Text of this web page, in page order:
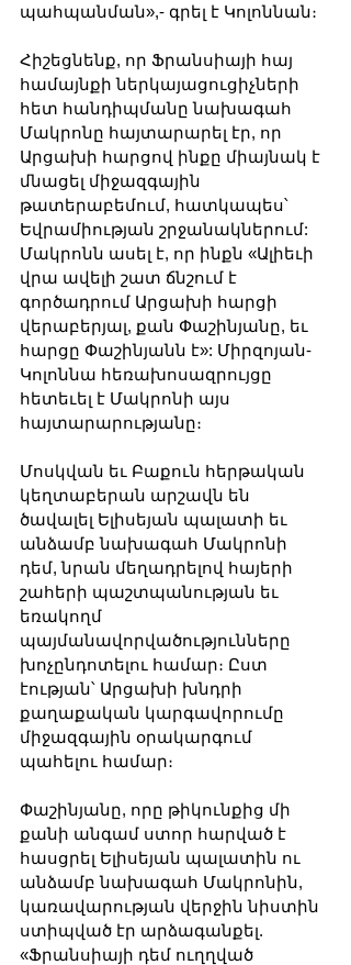
պահպանման»,- գրել է Կոլոննան։
Հիշեցնենք, որ Ֆրանսիայի հայ
համայնքի ներկայացուցիչների
հետ հանդիպմանը նախագահ
Մակրոնը հայտարարել էր, որ
Արցախի հարցով ինքը միայնակ է
մնացել միջազգային
թատերաբեմում, հատկապես՝
Եվրամիության շրջանակներում:
Մակրոնն ասել է, որ ինքն «Ալիեւի
վրա ավելի շատ ճնշում է
գործադրում Արցախի հարցի
վերաբերյալ, քան Փաշինյանը, եւ
հարցը Փաշինյանն է»: Միրզոյան-
Կոլոննա հեռախոսազրույցը
հետեւել է Մակրոնի այս
հայտարարությանը։
Մոսկվան եւ Բաքուն հերթական
կեղտաբերան արշավն են
ծավալել Ելիսեյան պալատի եւ
անձամբ նախագահ Մակրոնի
դեմ, նրան մեղադրելով հայերի
շահերի պաշտպանության եւ
եռակողմ
պայմանավորվածությունները
խոչընդոտելու համար։ Ըստ
էության՝ Արցախի խնդրի
քաղաքական կարգավորումը
միջազգային օրակարգում
պահելու համար։
Փաշինյանը, որը թիկունքից մի
քանի անգամ ստոր հարված է
հասցրել Ելիսեյան պալատին ու
անձամբ նախագահ Մակրոնին,
կառավարության վերջին նիստին
ստիպված էր արձագանքել.
«Ֆրանսիայի դեմ ուղղված